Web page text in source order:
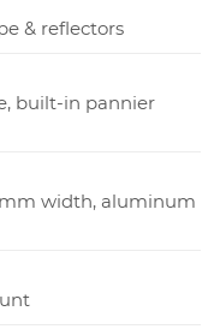
& reflectors
built-in pannier
width, aluminum